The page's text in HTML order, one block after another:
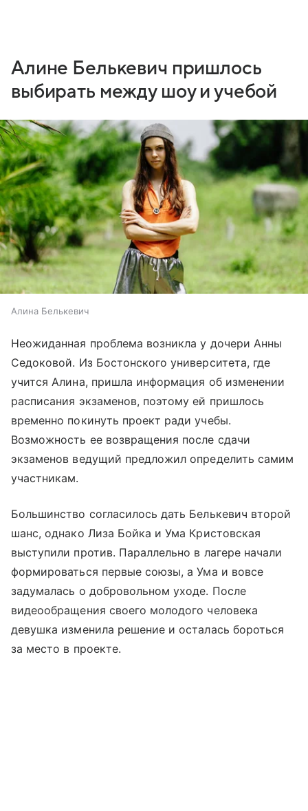
Алине Белькевич пришлось
выбирать между шоу и учебой
Алина Белькевич
Неожиданная проблема возникла у дочери Анны
Седоковой. Из Бостонского университета, где
учится Алина, пришла информация об изменении
расписания экзаменов, поэтому ей пришлось
временно покинуть проект ради учебы.
Возможность ее возвращения после сдачи
экзаменов ведущий предложил определить самим
участникам.
Большинство согласилось дать Белькевич второй
шанс, однако Лиза Бойка и Ума Кристовская
выступили против. Параллельно в лагере начали
формироваться первые союзы, а Ума и вовсе
задумалась о добровольном уходе. После
видеообращения своего молодого человека
девушка изменила решение и осталась бороться
за место в проекте.